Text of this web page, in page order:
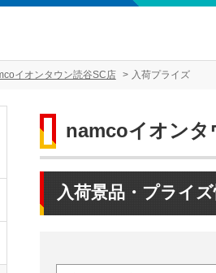
イオンタウン読谷SC店 入荷プライズ
namcoイオンタ
入荷景品・プライ